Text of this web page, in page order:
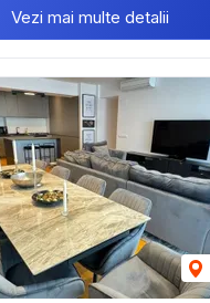
Vezi mai multe detalii